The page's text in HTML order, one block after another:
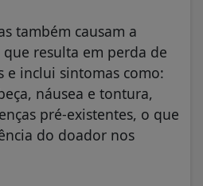
também causam a
resulta em perda de
e inclui sintomas como:
náusea e tontura,
pré-existentes, o que
do doador nos